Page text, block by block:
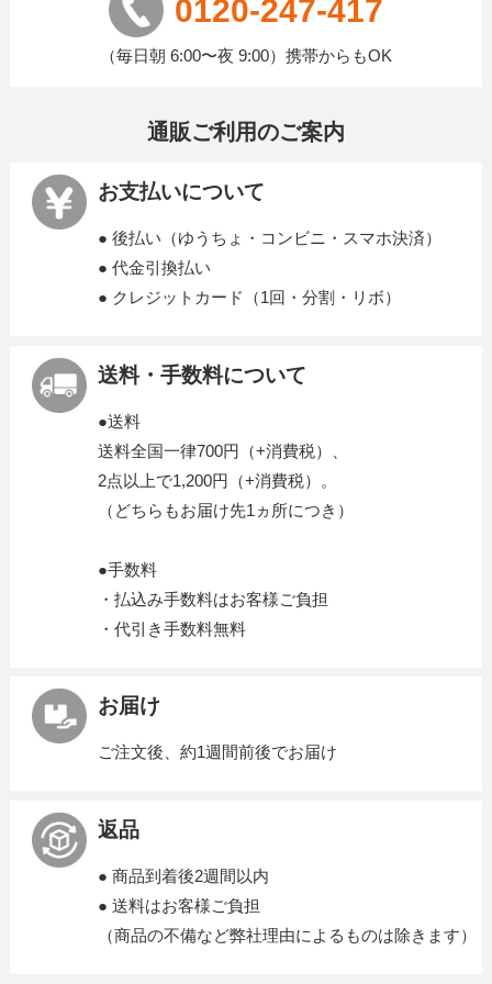
0120-247-417
（毎日朝 6:00〜夜 9:00）携帯からもOK
通販ご利用のご案内
お支払いについて
● 後払い（ゆうちょ・コンビニ・スマホ決済）
● 代金引換払い
● クレジットカード（1回・分割・リボ）
送料・手数料について
●送料
送料全国一律700円（+消費税）、
2点以上で1,200円（+消費税）。
（どちらもお届け先1ヵ所につき）
●手数料
・払込み手数料はお客様ご負担
・代引き手数料無料
お届け
ご注文後、約1週間前後でお届け
返品
● 商品到着後2週間以内
● 送料はお客様ご負担
（商品の不備など弊社理由によるものは除きます）